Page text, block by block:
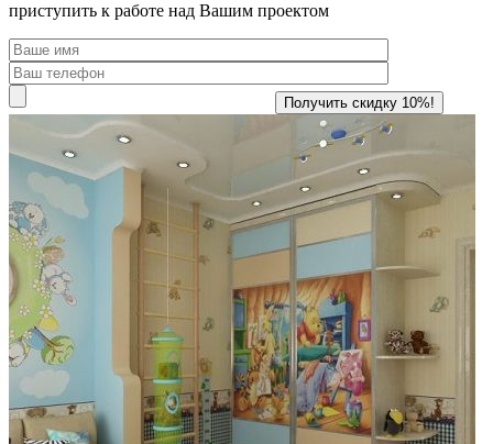
приступить к работе над Вашим проектом